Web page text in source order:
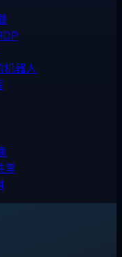
机器人
享